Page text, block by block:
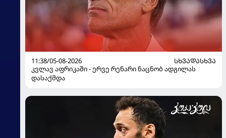
11:38/05-08-2026
ᲡᲮᲕᲐᲓᲐᲡᲮᲕᲐ
კვლავ აფრიკაში - ერვე რენარი ნაცნობ ადგილას
დასაქმდა